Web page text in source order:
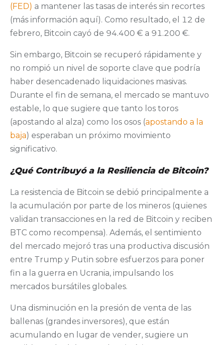
(FED) a mantener las tasas de interés sin recortes
(más información aquí). Como resultado, el 12 de
febrero, Bitcoin cayó de 94.400 € a 91.200 €.
Sin embargo, Bitcoin se recuperó rápidamente y
no rompió un nivel de soporte clave que podría
haber desencadenado liquidaciones masivas.
Durante el fin de semana, el mercado se mantuvo
estable, lo que sugiere que tanto los toros
(apostando al alza) como los osos (apostando a la
baja) esperaban un próximo movimiento
significativo.
¿Qué Contribuyó a la Resiliencia de Bitcoin?
La resistencia de Bitcoin se debió principalmente a
la acumulación por parte de los mineros (quienes
validan transacciones en la red de Bitcoin y reciben
BTC como recompensa). Además, el sentimiento
del mercado mejoró tras una productiva discusión
entre Trump y Putin sobre esfuerzos para poner
fin a la guerra en Ucrania, impulsando los
mercados bursátiles globales.
Una disminución en la presión de venta de las
ballenas (grandes inversores), que están
acumulando en lugar de vender, sugiere un